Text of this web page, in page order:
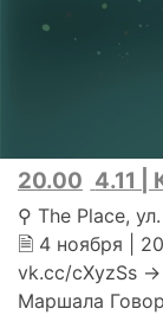
20.00 4.11 |
⚲ The Place,
🗎 4 ноября |
vk.cc/cXyzSs →
Маршала